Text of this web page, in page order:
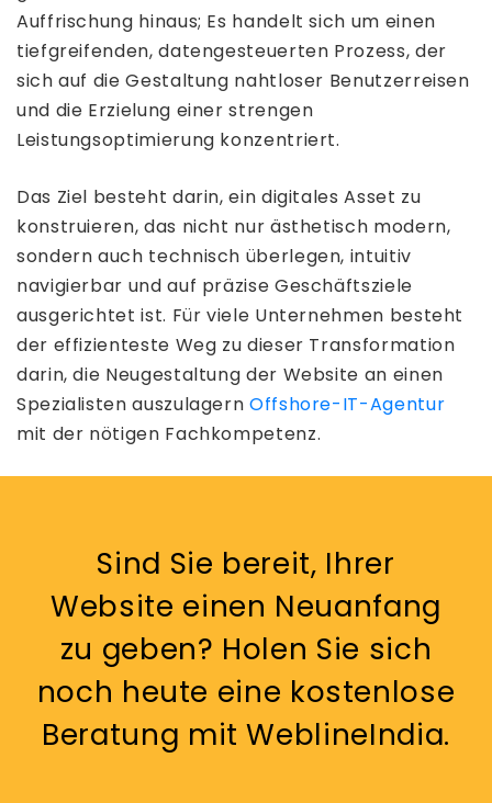
Auffrischung hinaus; Es handelt sich um einen
tiefgreifenden, datengesteuerten Prozess, der
sich auf die Gestaltung nahtloser Benutzerreisen
und die Erzielung einer strengen
Leistungsoptimierung konzentriert.
Das Ziel besteht darin, ein digitales Asset zu
konstruieren, das nicht nur ästhetisch modern,
sondern auch technisch überlegen, intuitiv
navigierbar und auf präzise Geschäftsziele
ausgerichtet ist. Für viele Unternehmen besteht
der effizienteste Weg zu dieser Transformation
darin, die Neugestaltung der Website an einen
Spezialisten auszulagern Offshore-IT-Agentur
mit der nötigen Fachkompetenz.
Sind Sie bereit, Ihrer
Website einen Neuanfang
zu geben? Holen Sie sich
noch heute eine kostenlose
Beratung mit WeblineIndia.